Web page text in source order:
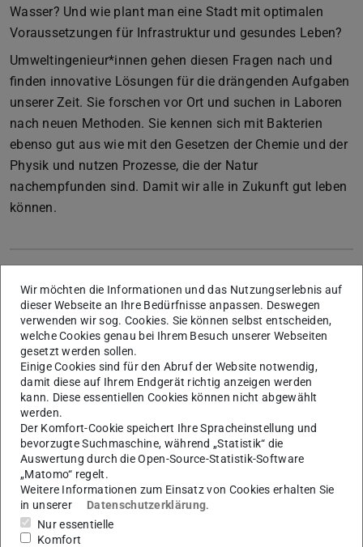
Wasser? Und wie plant man eine Stadt mit optimalen
Voraussetzungen für Infrastruktur und gesundes Leben?
Umweltingenieur*innen gehen diesen Fragen nach und
finden innovative Lösungen für die drängenden Aufgaben
unserer Zeit. Sie forschen vor Ort und suchen in Laboren
nach neuen Methoden. Sie kennen sich mit Bakterien
ebenso gut aus wie mit den Gesetzen der Chemie und der
Physik und nutzen Prozesse, die der Natur
nachempfunden sind. Damit wir alle in Zukunft gut leben
können.
Der Studiengang ist in die folgenden
Hauptbestandteile gegliedert:
Wir möchten die Informationen und das Nutzungserlebnis auf
dieser Webseite an Ihre Bedürfnisse anpassen. Deswegen
verwenden wir sog. Cookies. Sie können selbst entscheiden,
welche Cookies genau bei Ihrem Besuch unserer Webseiten
gesetzt werden sollen.
Einige Cookies sind für den Abruf der Website notwendig,
damit diese auf Ihrem Endgerät richtig anzeigen werden
kann. Diese essentiellen Cookies können nicht abgewählt
werden.
Der Komfort-Cookie speichert Ihre Spracheinstellung und
bevorzugte Suchmaschine, während „Statistik“ die
Auswertung durch die Open-Source-Statistik-Software
„Matomo“ regelt.
Weitere Informationen zum Einsatz von Cookies erhalten Sie
in unserer
Datenschutzerklärung.
Nur essentielle
Komfort